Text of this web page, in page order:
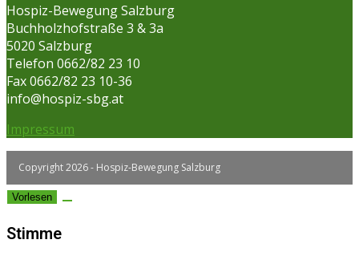
Hospiz-Bewegung Salzburg
Buchholzhofstraße 3 & 3a
5020 Salzburg
Telefon 0662/82 23 10
Fax 0662/82 23 10-36
info@hospiz-sbg.at
Impressum
Copyright 2026 - Hospiz-Bewegung Salzburg
Vorlesen
Stimme